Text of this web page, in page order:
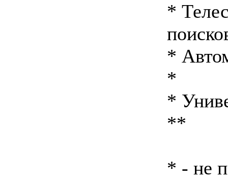
*
*
*
*
**
* - не